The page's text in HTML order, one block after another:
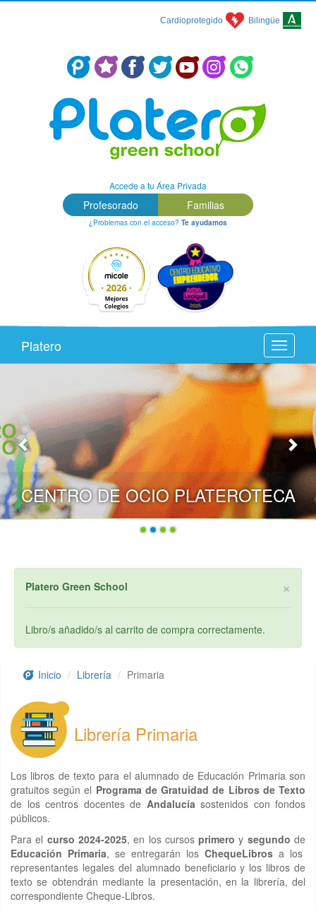
Cardioprotegido Bilingüe
Centro Concertado en Málaga: Colegio Platero Green School
Accede a tu Área Privada
Profesorado Familias
¿Problemas con el acceso? Te ayudamos
Toggle
Platero
CENTRO DE OCIO PLATEROTECA
×
Platero Green School
Libro/s añadido/s al carrito de compra correctamente.
Inicio Librería Primaria
Librería Primaria
Los libros de texto para el alumnado de Educación Primaria son
gratuitos según el Programa de Gratuidad de Libros de Texto
de los centros docentes de Andalucía sostenidos con fondos
públicos.
Para el curso 2024-2025, en los cursosprimero y segundo de
Educación Primaria, se entregarán los ChequeLibros a los
representantes legales del alumnado beneficiario y los libros de
texto se obtendrán mediante la presentación, en la librería, del
correspondiente Cheque-Libros.